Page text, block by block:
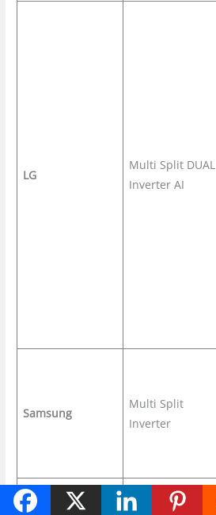
LG
Multi Split DUAL
Inverter AI
Samsung
Multi Split
Inverter